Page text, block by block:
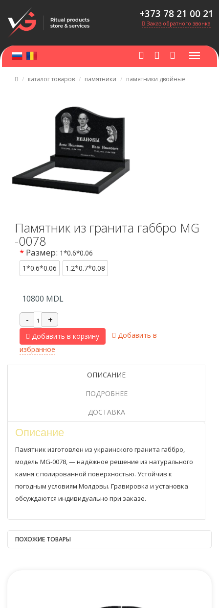
+373 78 21 00 21
Заказ обратного звонка
каталог товаров памятники памятники двойные
Памятник из гранита габбро MG
-0078
* Размер: 1*0.6*0.06
1*0.6*0.06
1.2*0.7*0.08
10800 MDL
Добавить в корзину
Добавить в
избранное
ОПИСАНИЕ
ПОДРОБНЕЕ
ДОСТАВКА
Описание
Памятник изготовлен из украинского гранита габбро,
модель MG-0078, — надёжное решение из натурального
камня с полированной поверхностью. Устойчив к
погодным условиям Молдовы. Гравировка и установка
обсуждаются индивидуально при заказе.
ПОХОЖИЕ ТОВАРЫ